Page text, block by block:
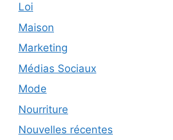
Loi
Maison
Marketing
Médias Sociaux
Mode
Nourriture
Nouvelles récentes